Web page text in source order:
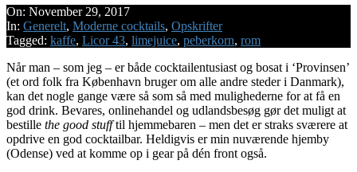
On: November 29, 2017
In: Generelt, Moderne cocktails, Opskrifter
Tagged: kaffe, Licor 43, limejuice, peberkorn, rom
Når man – som jeg – er både cocktailentusiast og bosat i ‘Provinsen’
(et ord folk fra København bruger om alle andre steder i Danmark),
kan det nogle gange være så som så med mulighederne for at få en
god drink. Bevares, onlinehandel og udlandsbesøg gør det muligt at
bestille the good stufftil hjemmebaren – men det er straks sværere at
opdrive en god cocktailbar. Heldigvis er min nuværende hjemby
(Odense) ved at komme op i gear på dén front også.